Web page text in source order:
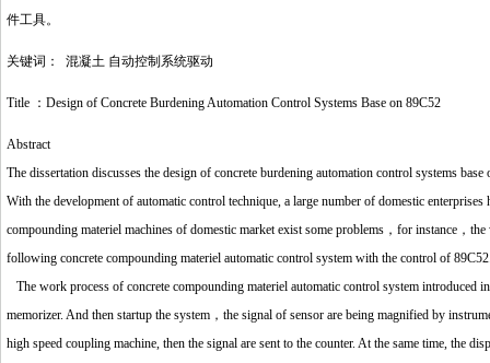
件工具。
关键词： 混凝土 自动控制系统驱动
Title ：Design of Concrete Burdening Automation Control Systems Base on 89C52
Abstract
The dissertation discusses the design of concrete burdening automation control systems base
With the development of automatic control technique, a large number of domestic
compounding materiel machines of domestic market exist some problems，for instance，
following concrete compounding materiel automatic control system with the control of
The work process of concrete compounding materiel automatic control system introduced
memorizer. And then startup the system，the signal of sensor are being magnified by
high speed coupling machine, then the signal are sent to the counter. At the same time, the